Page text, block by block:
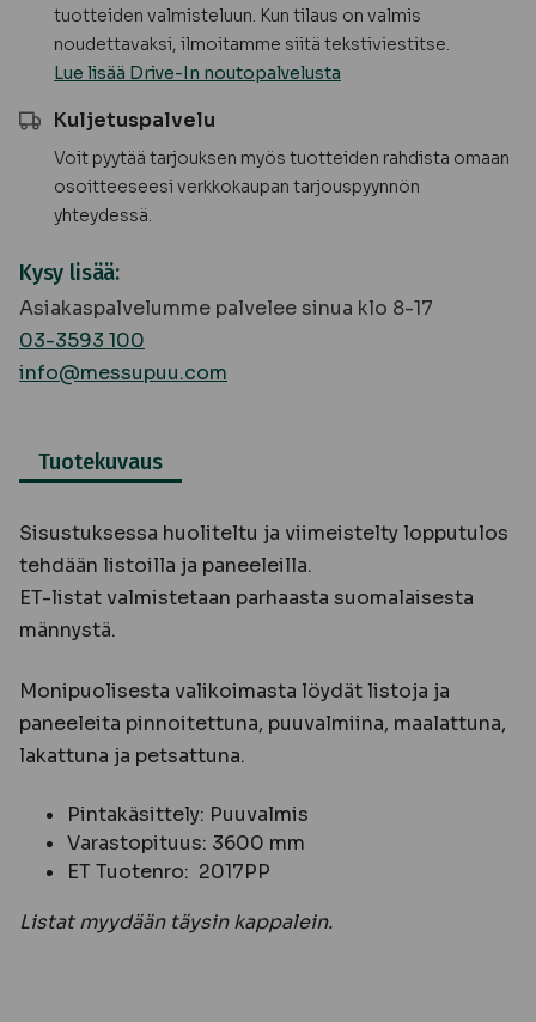
tuotteiden valmisteluun. Kun tilaus on valmis
noudettavaksi, ilmoitamme siitä tekstiviestitse.
Lue lisää Drive-In noutopalvelusta
Kuljetuspalvelu
Voit pyytää tarjouksen myös tuotteiden rahdista omaan
osoitteeseesi verkkokaupan tarjouspyynnön
yhteydessä.
Kysy lisää:
Asiakaspalvelumme palvelee sinua klo 8-17
03-3593 100
info@messupuu.com
Tuotekuvaus
Sisustuksessa huoliteltu ja viimeistelty lopputulos
tehdään listoilla ja paneeleilla.
ET-listat valmistetaan parhaasta suomalaisesta
männystä.
Monipuolisesta valikoimasta löydät listoja ja
paneeleita pinnoitettuna, puuvalmiina, maalattuna,
lakattuna ja petsattuna.
Pintakäsittely: Puuvalmis
Varastopituus: 3600 mm
ET Tuotenro: 2017PP
Listat myydään täysin kappalein.